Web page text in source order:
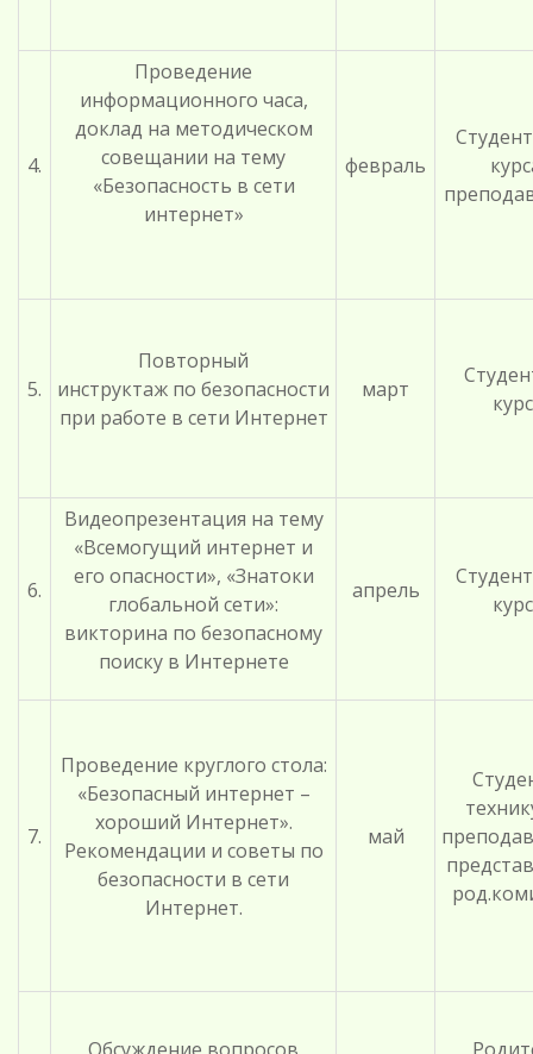
4.
Проведение
информационного часа,
доклад на методическом
совещании на тему
«Безопасность в сети
интернет»
февраль
5.
Повторный
инструктаж по безопасности
при работе в сети Интернет
март
6.
Видеопрезентация на тему
«Всемогущий интернет и
его опасности», «Знатоки
глобальной сети»:
викторина по безопасному
поиску в Интернете
апрель
7.
Проведение круглого стола:
«Безопасный интернет –
хороший Интернет».
Рекомендации и советы по
безопасности в сети
Интернет.
май